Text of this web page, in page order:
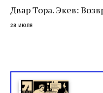
Двар Тора. Экев:
28 июля